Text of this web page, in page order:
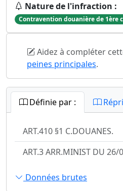
Nature de l'infraction :
Contravention douanière de 1ère
Aidez à compléter
peines principales.
Définie par :
ART.410 §1 C.DOUANES.
ART.3 ARR.MINIST DU 26/
Données brutes